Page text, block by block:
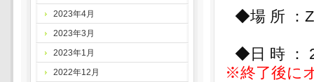
◆場 所 ：
◆日 時 ：
※終了後に
2023年4月
2023年3月
2023年1月
2022年12月